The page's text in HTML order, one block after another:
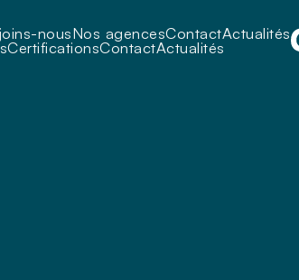
nousNos agencesContactActualités
CertificationsContactActualités